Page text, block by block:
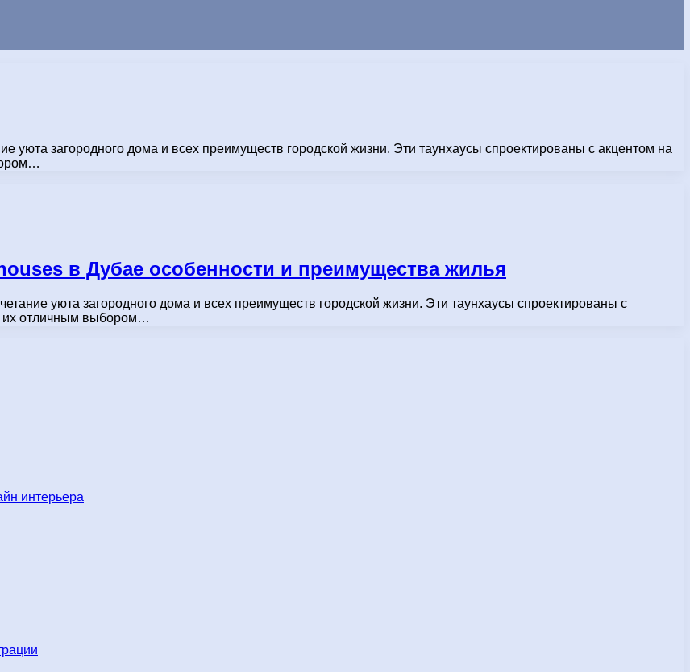
уюта загородного дома и всех преимуществ городской жизни. Эти таунхаусы спроектированы с акцентом на
в Дубае особенности и преимущества жилья
уюта загородного дома и всех преимуществ городской жизни. Эти таунхаусы спроектированы с
их отличным выбором…
интерьера